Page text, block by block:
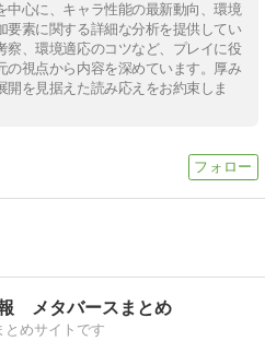
中心に、キャラ性能の最新動向、環境
要素に関する詳細な分析を提供してい
察、環境適応のコツなど、プレイに役
の視点から内容を深めています。厚み
を見据えた読み応えをお約束しま
メタバースまとめ
とめサイトです